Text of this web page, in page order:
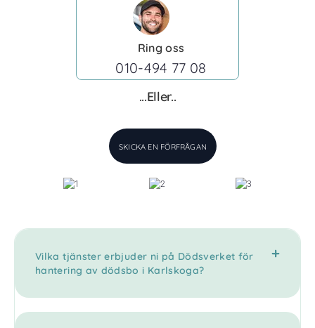
Ring oss
010-494 77 08
...Eller..
SKICKA EN FÖRFRÅGAN
Vilka tjänster erbjuder ni på Dödsverket för
hantering av dödsbo i Karlskoga?